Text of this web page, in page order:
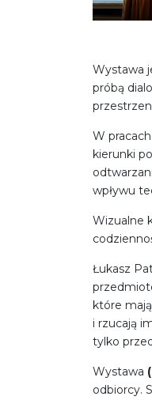
Wystawa
próbą
W pracach
kierunki
wpływu
Wizualne
Łukasz
które
i rzucają
tylko
Wystawa
odbiorcy.